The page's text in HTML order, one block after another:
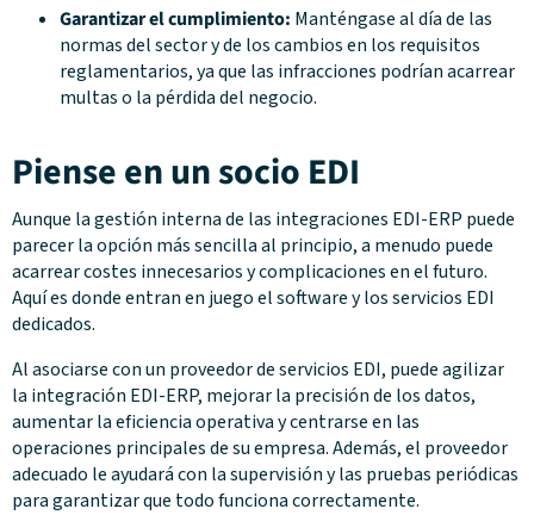
Garantizar el cumplimiento: Manténgase al día de las
normas del sector y de los cambios en los requisitos
reglamentarios, ya que las infracciones podrían acarrear
multas o la pérdida del negocio.
Piense en un socio EDI
Aunque la gestión interna de las integraciones EDI-ERP puede
parecer la opción más sencilla al principio, a menudo puede
acarrear costes innecesarios y complicaciones en el futuro.
Aquí es donde entran en juego el software y los servicios EDI
dedicados.
Al asociarse con un proveedor de servicios EDI, puede agilizar
la integración EDI-ERP, mejorar la precisión de los datos,
aumentar la eficiencia operativa y centrarse en las
operaciones principales de su empresa. Además, el proveedor
adecuado le ayudará con la supervisión y las pruebas periódicas
para garantizar que todo funciona correctamente.